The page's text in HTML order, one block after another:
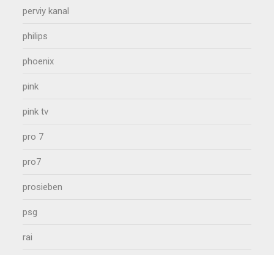
perviy kanal
philips
phoenix
pink
pink tv
pro 7
pro7
prosieben
psg
rai